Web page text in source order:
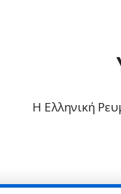
Η Ελληνική